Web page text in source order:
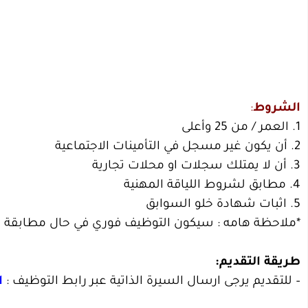
الشروط:
1. العمر / من 25 وأعلى
2. أن يكون غير مسجل في التأمينات الاجتماعية
3. أن لا يمتلك سجلات او محلات تجارية
4. مطابق لشروط اللياقة المهنية
5. اثبات شهادة خلو السوابق
*ملاحظة هامه : سيكون التوظيف فوري في حال
طريقة التقديم:
– للتقديم يرجى ارسال السيرة الذاتية عبر رابط التوظيف :